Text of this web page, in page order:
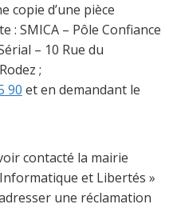
copie d’une pièce
: SMICA – Pôle Confiance
– 10 Rue du
;
90 et en demandant le
contacté la mairie
et Libertés »
une réclamation